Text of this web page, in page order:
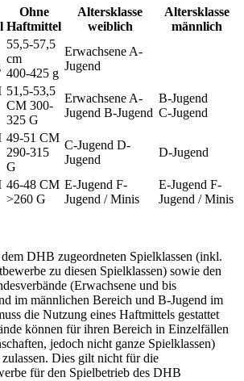
Ohne
Haftmittel
Altersklasse
weiblich
Altersklasse
männlich
55,5-57,5
cm
400-425 g
Erwachsene A-
Jugend
51,5-53,5
CM 300-
325 G
Erwachsene A-
Jugend B-Jugend
B-Jugend
C-Jugend
49-51 CM
290-315
G
C-Jugend D-
Jugend
D-Jugend
46-48 CM
>260 G
E-Jugend F-
Jugend / Minis
E-Jugend F-
Jugend / Minis
DHB zugeordneten Spielklassen (inkl.
zu diesen Spielklassen) sowie den
(Erwachsene und bis
im männlichen Bereich und B-Jugend im
die Nutzung eines Haftmittels gestattet
können für ihren Bereich in Einzelfällen
jedoch nicht ganze Spielklassen)
Dies gilt nicht für die
für den Spielbetrieb des DHB